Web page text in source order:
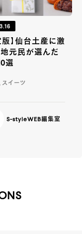
版】仙台土産に激
地元民が選んだ
選
スイーツ
S-styleWEB編集室